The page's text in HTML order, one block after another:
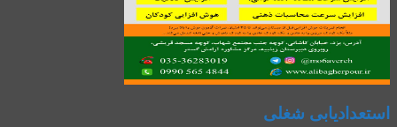
استعدادیابی شغلی